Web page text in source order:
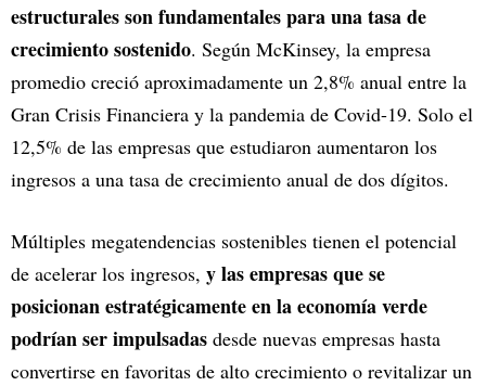
estructurales son fundamentales para una tasa de
crecimiento sostenido. Según McKinsey, la empresa
promedio creció aproximadamente un 2,8% anual entre la
Gran Crisis Financiera y la pandemia de Covid-19. Solo el
12,5% de las empresas que estudiaron aumentaron los
ingresos a una tasa de crecimiento anual de dos dígitos.
Múltiples megatendencias sostenibles tienen el potencial
de acelerar los ingresos, y las empresas que se
posicionan estratégicamente en la economía verde
podrían ser impulsadas desde nuevas empresas hasta
convertirse en favoritas de alto crecimiento o revitalizar un